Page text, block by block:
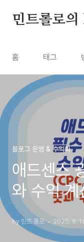
민트롤로
홈 태그
블로그 운영 & 수익화
애드센스
와 수익 계
수익계산
by 민트 롤로 2025. 8.